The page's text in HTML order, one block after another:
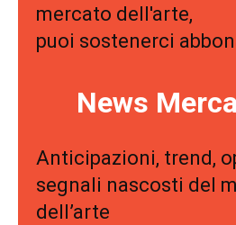
mercato dell'arte,
puoi sostenerci
News
Anticipazioni, trend,
segnali nascosti del
dell’arte